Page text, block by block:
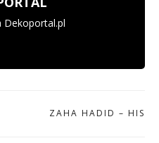
Dekoportal.pl
ZAHA HADID –